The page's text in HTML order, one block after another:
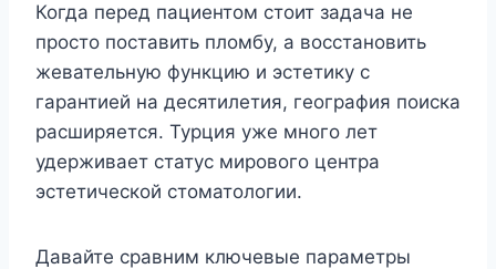
Когда перед пациентом стоит задача не
просто поставить пломбу, а восстановить
жевательную функцию и эстетику с
гарантией на десятилетия, география поиска
расширяется. Турция уже много лет
удерживает статус мирового центра
эстетической стоматологии.
Давайте сравним ключевые параметры